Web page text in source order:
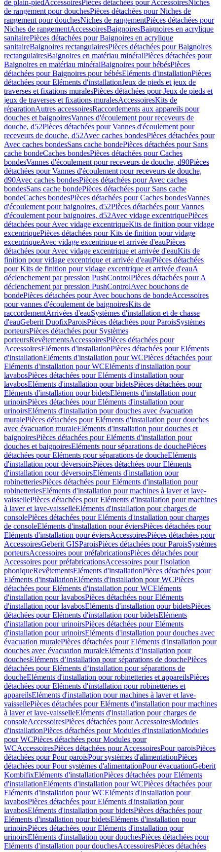
de plain-piedAccessoiresPièces détachées pour AccessoiresNiches
de rangement pour douchesPièces détachées pour Niches de
rangement pour douchesNiches de rangementPièces détachées pour
Niches de rangementAccessoiresBaignoiresBaignoires en acrylique
sanitairePièces détachées pour Baignoires en acrylique
sanitaireBaignoires rectangulairesPièces détachées pour Baignoires
rectangulairesBaignoires en matériau minéralPièces détachées pour
Baignoires en matériau minéralBaignoires pour bébésPièces
détachées pour Baignoires pour bébésEléments d'installationPièces
détachées pour Eléments d'installationJeux de pieds et jeux de
traverses et fixations muralesPièces détachées pour Jeux de pieds et
jeux de traverses et fixations muralesAccessoiresKits de
réparationAutres accessoiresRaccordements aux appareils pour
douches et baignoiresVannes d'écoulement pour receveurs de
douche, d52Pièces détachées pour Vannes d'écoulement pour
receveurs de douche, d52Avec caches bondesPièces détachées pour
Avec caches bondesSans cache bondePièces détachées pour Sans
cache bondeCaches bondesPièces détachées pour Caches
bondesVannes d'écoulement pour receveurs de douche, d90Pièces
détachées pour Vannes d'écoulement pour receveurs de douche,
d90Avec caches bondesPièces détachées pour Avec caches
bondesSans cache bondePièces détachées pour Sans cache
bondeCaches bondesPièces détachées pour Caches bondesVannes
d'écoulement pour baignoires, d52Pièces détachées pour Vannes
d'écoulement pour baignoires, d52Avec vidage excentriquePièces
détachées pour Avec vidage excentriqueKits de finition pour vidage
excentriquePièces détachées pour Kits de finition pour vidage
excentriqueAvec vidage excentrique et arrivée d'eauPièces
détachées pour Avec vidage excentrique et arrivée d'eauKits de
finition pour vidage excentrique et arrivée d'eauPièces détachées
pour Kits de finition pour vidage excentrique et arrivée d'eauA
déclenchement par pression PushControlPièces détachées pour A
déclenchement par pression PushControlAvec bouchons de
bondePièces détachées pour Avec bouchons de bondeAccessoires
pour vannes d'écoulement de baignoiresKits de
raccordementArrivées d'eauSystèmes d'installation et de chasse
d'eauGeberit DuofixParoisPièces détachées pour ParoisSystèmes
porteursPièces détachées pour Systèmes
porteursRevêtementsAccessoiresPièces détachées pour
AccessoiresEléments d'installationPièces détachées pour Eléments
d'installationEléments d'installation pour WCPièces détachées pour
Eléments d'installation pour WCEléments d'installation pour
lavabosPièces détachées pour Eléments d'installation pour
lavabosEléments d'installation pour bidetsPièces détachées pour
Eléments d'installation pour bidetsEléments d'installation pour
urinoirsPièces détachées pour Eléments d'installation pour
urinoirsEléments d'installation pour douches avec évacuation
muralePièces détachées pour Eléments d'installation pour douches
avec évacuation muraleEléments d'installation pour douches et
baignoiresPièces détachées pour Eléments d'installation pour
douches et baignoiresEléments pour séparations de douchePièces
détachées pour Eléments pour séparations de doucheEléments
d'installation pour déversoirsPièces détachées pour Eléments
d'installation pour déversoirsEléments d'installation pour
robinetteriesPièces détachées pour Eléments d'installation pour
robinetteriesEléments d'installation pour machines à laver et lave-
vaissellePièces détachées pour Eléments d'installation pour machines
à laver et lave-vaisselleEléments d'installation pour charges de
consolePièces détachées pour Eléments d'installation pour charges
de consoleEléments d'installation pour éviersPièces détachées pour
Eléments d'installation pour éviersAccessoiresPièces détachées pour
AccessoiresGeberit GISParoisPièces détachées pour ParoisSystèmes
porteursAccessoires pour préfabricationsPièces détachées pour
Accessoires pour préfabricationsAccessoires pour l'isolation
phoniqueRevêtementsEléments d'installationPièces détachées pour
Eléments d'installationEléments d'installation pour WCPièces
détachées pour Eléments d'installation pour WCEléments
d'installation pour lavabosPièces détachées pour Eléments
d'installation pour lavabosEléments d'installation pour bidetsPièces
détachées pour Eléments d'installation pour bidetsEléments
d'installation pour urinoirsPièces détachées pour Eléments
d'installation pour urinoirsEléments d'installation pour douches avec
évacuation muralePièces détachées pour Eléments d'installation pour
douches avec évacuation muraleEléments d’installation pour
douchesEléments d’installation pour séparations de douchePièces
détachées pour Eléments d’installation pour séparations de
doucheEléments d'installation pour robinetteries et appareilsPièces
détachées pour Eléments d'installation pour robinetteries et
appareilsEléments d'installation pour machines à laver et lave-
vaissellePièces détachées pour Eléments d'installation pour machines
à laver et lave-vaisselleEléments d'installation pour charges de
consoleAccessoiresPièces détachées pour AccessoiresModules
d'installationPièces détachées pour Modules d'installationModules
pour WCPièces détachées pour Modules pour
WCAccessoiresPièces détachées pour AccessoiresPour paroisPièces
détachées pour Pour paroisPour systèmes d'alimentationPièces
détachées pour Pour systèmes d'alimentationPour évacuationGeberit
KombifixEléments d'installationPièces détachées pour Eléments
d'installationEléments d'installation pour WCPièces détachées pour
Eléments d'installation pour WCEléments d'installation pour
lavabosPièces détachées pour Eléments d'installation pour
lavabosEléments d'installation pour bidetsPièces détachées pour
Eléments d'installation pour bidetsEléments d'installation pour
urinoirsPièces détachées pour Eléments d'installation pour
urinoirsEléments d'installation pour douchesPièces détachées pour
Eléments d'installation pour douchesAccessoiresPièces détachées